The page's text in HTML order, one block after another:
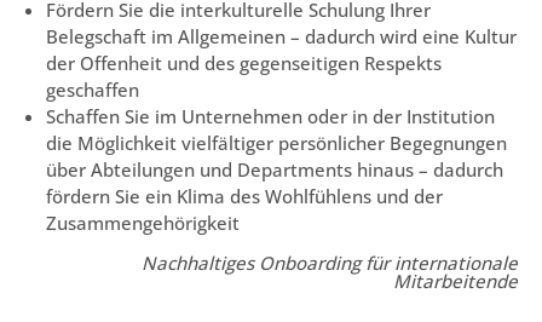
Fördern Sie die interkulturelle Schulung Ihrer
Belegschaft im Allgemeinen – dadurch wird eine Kultur
der Offenheit und des gegenseitigen Respekts
geschaffen
Schaffen Sie im Unternehmen oder in der Institution
die Möglichkeit vielfältiger persönlicher Begegnungen
über Abteilungen und Departments hinaus – dadurch
fördern Sie ein Klima des Wohlfühlens und der
Zusammengehörigkeit
Nachhaltiges Onboarding für internationale
Mitarbeitende